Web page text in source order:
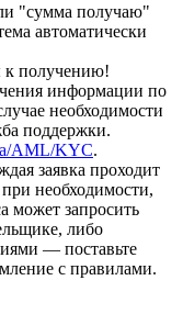
"сумма получаю"
автоматически
к получению!
информации по
необходимости
поддержки.
AML/KYC.
заявка проходит
необходимости,
может запросить
либо
— поставьте
с правилами.